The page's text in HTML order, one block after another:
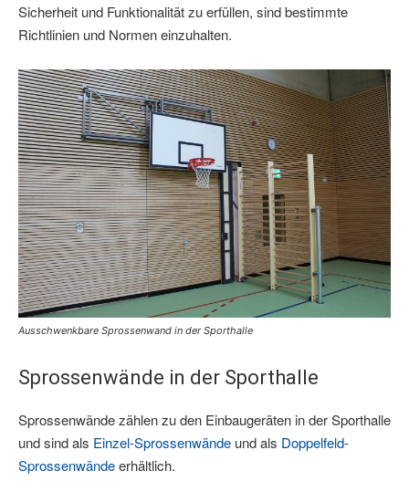
Sicherheit und Funktionalität zu erfüllen, sind bestimmte
Richtlinien und Normen einzuhalten.
Ausschwenkbare Sprossenwand in der Sporthalle
Sprossenwände in der Sporthalle
Sprossenwände zählen zu den Einbaugeräten in der Sporthalle
und sind als Einzel-Sprossenwände und als Doppelfeld-
Sprossenwändeerhältlich.